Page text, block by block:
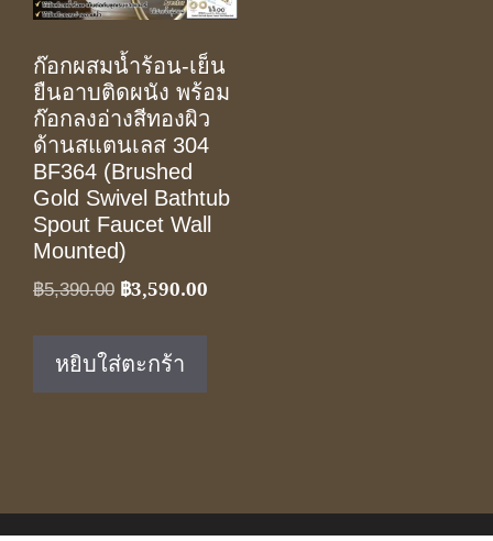
ก๊อกผสมน้ำร้อน-เย็น
ยืนอาบติดผนัง พร้อม
ก๊อกลงอ่างสีทองผิว
ด้านสแตนเลส 304
BF364 (Brushed
Gold Swivel Bathtub
Spout Faucet Wall
Mounted)
฿5,390.00 Original
฿5,390.00.
฿3,590.00
หยิบใส่ตะกร้า